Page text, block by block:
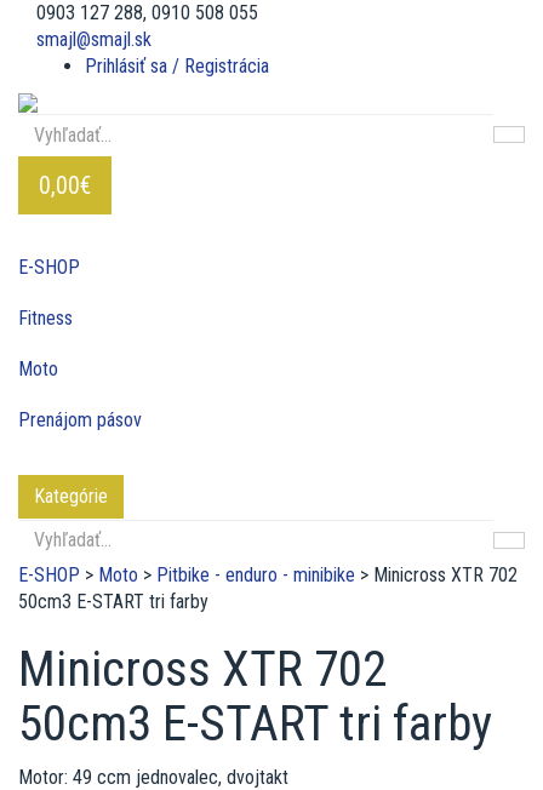
0903 127 288, 0910 508 055
smajl@smajl.sk
Prihlásiť sa / Registrácia
0,00€
E-SHOP
Fitness
Moto
Prenájom pásov
Kategórie
E-SHOP > Moto > Pitbike - enduro - minibike > Minicross XTR 702
50cm3 E-START tri farby
Minicross XTR 702
50cm3 E-START tri farby
Motor: 49 ccm jednovalec, dvojtakt